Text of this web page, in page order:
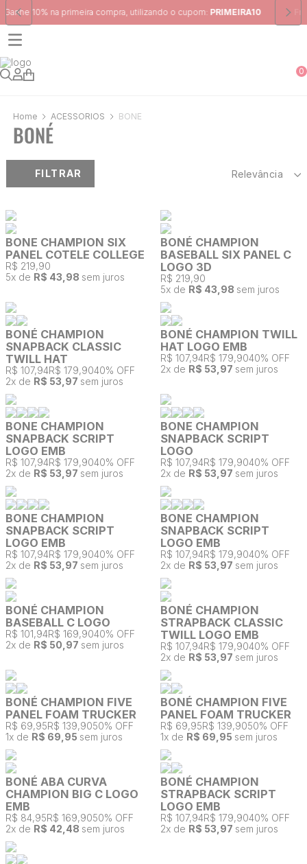
Frete Grátispara região Sudeste em pedidos acima de
0
ACESSÓRIOS BONÉ
BONÉ
FILTRAR Relevância
BONE CHAMPION SIX
PANEL COTELE COLLEGE
R$ 219,90
5x de R$ 43,98 sem juros
BONÉ CHAMPION
BASEBALL SIX PANEL C
LOGO 3D
R$ 219,90
5x de R$ 43,98 sem juros
BONÉ CHAMPION
SNAPBACK CLASSIC
TWILL HAT
R$ 107,94R$ 179,9040% OFF
2x de R$ 53,97 sem juros
BONÉ CHAMPION TWILL
HAT LOGO EMB
R$ 107,94R$ 179,9040% OFF
2x de R$ 53,97 sem juros
BONE CHAMPION
SNAPBACK SCRIPT
LOGO EMB
R$ 107,94R$ 179,9040% OFF
2x de R$ 53,97 sem juros
BONE CHAMPION
SNAPBACK SCRIPT
LOGO
R$ 107,94R$ 179,9040% OFF
2x de R$ 53,97 sem juros
BONE CHAMPION
SNAPBACK SCRIPT
LOGO EMB
R$ 107,94R$ 179,9040% OFF
2x de R$ 53,97 sem juros
BONE CHAMPION
SNAPBACK SCRIPT
LOGO EMB
R$ 107,94R$ 179,9040% OFF
2x de R$ 53,97 sem juros
BONÉ CHAMPION
BASEBALL C LOGO
R$ 101,94R$ 169,9040% OFF
2x de R$ 50,97 sem juros
BONÉ CHAMPION
STRAPBACK CLASSIC
TWILL LOGO EMB
R$ 107,94R$ 179,9040% OFF
2x de R$ 53,97 sem juros
BONÉ CHAMPION FIVE
PANEL FOAM TRUCKER
R$ 69,95R$ 139,9050% OFF
1x de R$ 69,95 sem juros
BONÉ CHAMPION FIVE
PANEL FOAM TRUCKER
R$ 69,95R$ 139,9050% OFF
1x de R$ 69,95 sem juros
BONÉ ABA CURVA
CHAMPION BIG C LOGO
EMB
R$ 84,95R$ 169,9050% OFF
2x de R$ 42,48 sem juros
BONÉ CHAMPION
STRAPBACK SCRIPT
LOGO EMB
R$ 107,94R$ 179,9040% OFF
2x de R$ 53,97 sem juros